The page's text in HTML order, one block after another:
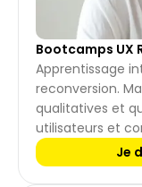
Bootcamps UX
Apprentissage
reconversion.
qualitatives et
utilisateurs et
Je